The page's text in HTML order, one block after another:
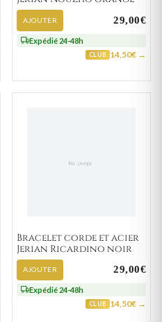
AJOUTER 29,00€
Expédié 24-48h
CLUB 14,50€ →
Bracelet corde et acier
Jerian Ricardino noir
AJOUTER 29,00€
Expédié 24-48h
CLUB 14,50€ →